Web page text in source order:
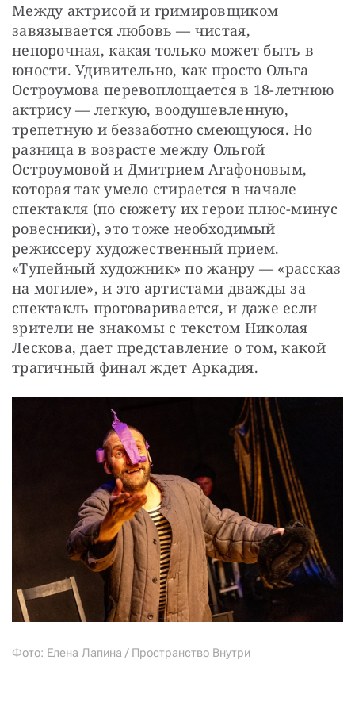
Между актрисой и гримировщиком
завязывается любовь — чистая,
непорочная, какая только может быть в
юности. Удивительно, как просто Ольга
Остроумова перевоплощается в 18-летнюю
актрису — легкую, воодушевленную,
трепетную и беззаботно смеющуюся. Но
разница в возрасте между Ольгой
Остроумовой и Дмитрием Агафоновым,
которая так умело стирается в начале
спектакля (по сюжету их герои плюс-минус
ровесники), это тоже необходимый
режиссеру художественный прием.
«Тупейный художник» по жанру — «рассказ
на могиле», и это артистами дважды за
спектакль проговаривается, и даже если
зрители не знакомы с текстом Николая
Лескова, дает представление о том, какой
трагичный финал ждет Аркадия.
Фото: Елена Лапина / Пространство Внутри